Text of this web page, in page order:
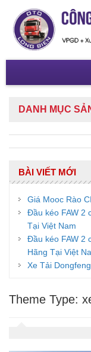
DANH MỤC
BÀI VIẾT MỚI
Giá Mooc Rào
Đầu kéo FAW 2
Tại Việt Nam
Đầu kéo FAW 2
Hãng Tại Việt
Xe Tải
Theme Type: